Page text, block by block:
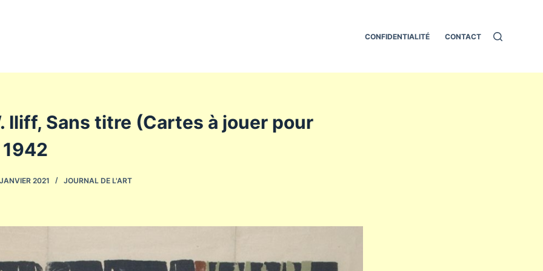
CONFIDENTIALITÉ CONTACT
Iliff, Sans titre (Cartes à jouer pour
2021 JOURNAL DE L'ART